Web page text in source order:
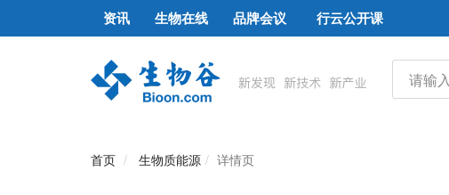
资讯 生物在线 品牌会议 行云公开课
首页 生物质能源 详情页